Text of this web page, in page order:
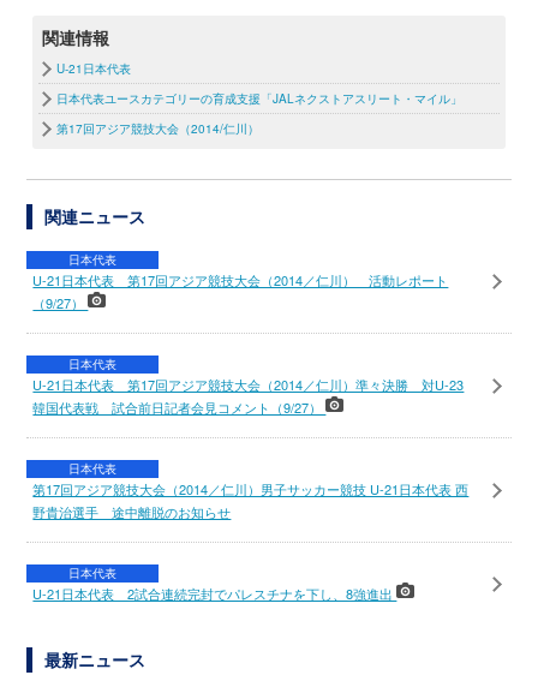
関連情報
U-21日本代表
日本代表ユースカテゴリーの育成支援「JALネクストアスリート・マイル」
第17回アジア競技大会（2014/仁川）
関連ニュース
日本代表
U-21日本代表 第17回アジア競技大会（2014／仁川） 活動レポート
（9/27）
日本代表
U-21日本代表 第17回アジア競技大会（2014／仁川）準々決勝 対U-23
韓国代表戦 試合前日記者会見コメント（9/27）
日本代表
第17回アジア競技大会（2014／仁川）男子サッカー競技 U-21日本代表 西
野貴治選手 途中離脱のお知らせ
日本代表
U-21日本代表 2試合連続完封でパレスチナを下し、8強進出
最新ニュース